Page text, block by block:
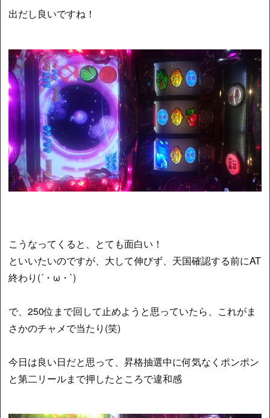
出だし良いですね！
こうなってくると、とても面白い！
といいたいのですが、大して伸びず、天国確認する前にAT
終わり(´・ω・`)
で、250位まで回して止めようと思っていたら、これがま
さかのチャメで当たり(笑)
今日は良い日だと思って、昇格抽選中に何気なくポンポン
と第二リールまで押したところで違和感